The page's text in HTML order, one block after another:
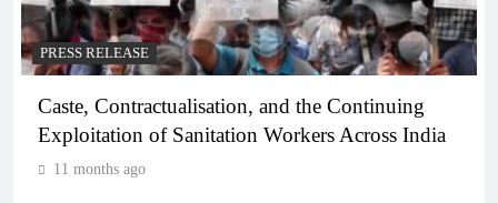
PRESS RELEASE
Caste, Contractualisation, and the Continuing
Exploitation of Sanitation Workers Across India
11 months ago